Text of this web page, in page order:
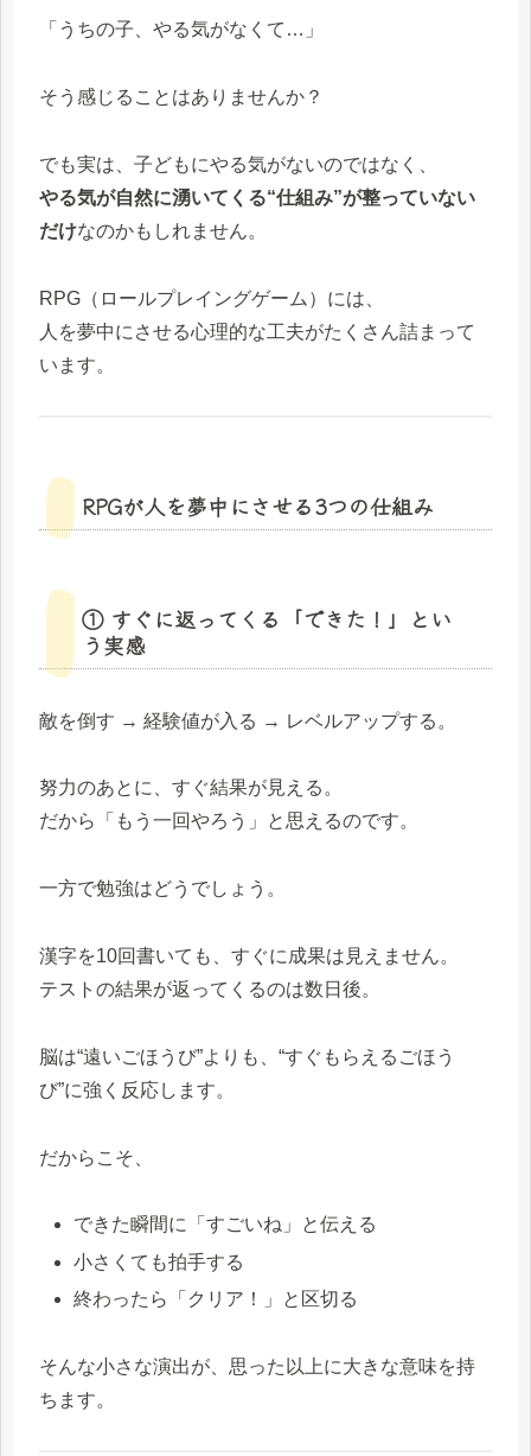
「うちの子、やる気がなくて…」
そう感じることはありませんか？
でも実は、子どもにやる気がないのではなく、
やる気が自然に湧いてくる“仕組み”が整っていない
だけなのかもしれません。
RPG（ロールプレイングゲーム）には、
人を夢中にさせる心理的な工夫がたくさん詰まって
います。
RPGが人を夢中にさせる3つの仕組み
① すぐに返ってくる「できた！」とい
う実感
敵を倒す → 経験値が入る → レベルアップする。
努力のあとに、すぐ結果が見える。
だから「もう一回やろう」と思えるのです。
一方で勉強はどうでしょう。
漢字を10回書いても、すぐに成果は見えません。
テストの結果が返ってくるのは数日後。
脳は“遠いごほうび”よりも、“すぐもらえるごほう
び”に強く反応します。
だからこそ、
できた瞬間に「すごいね」と伝える
小さくても拍手する
終わったら「クリア！」と区切る
そんな小さな演出が、思った以上に大きな意味を持
ちます。